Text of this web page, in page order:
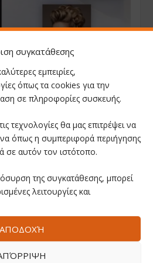
συγκατάθεσης
εμπειρίες,
όπως τα cookies για την
σε πληροφορίες συσκευής.
τεχνολογίες θα μας επιτρέψει να
όπως η συμπεριφορά περιήγησης
σε αυτόν τον ιστότοπο.
της συγκατάθεσης, μπορεί
λειτουργίες και
ΑΠΟΔΟΧΉ